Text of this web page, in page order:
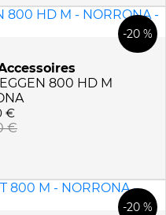
-20 %
800 HD M
€
€
-20 %